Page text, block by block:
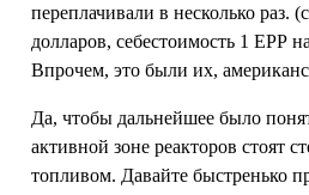
переплачивали в несколько раз.
долларов, себестоимость 1 ЕРР
Впрочем, это были их,
Да, чтобы дальнейшее было
активной зоне реакторов стоят
топливом. Давайте быстренько